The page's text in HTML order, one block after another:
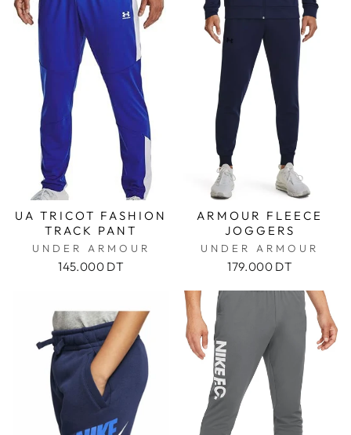
UA TRICOT FASHION
TRACK PANT
UNDER ARMOUR
145.000 DT
ARMOUR FLEECE
JOGGERS
UNDER ARMOUR
179.000 DT